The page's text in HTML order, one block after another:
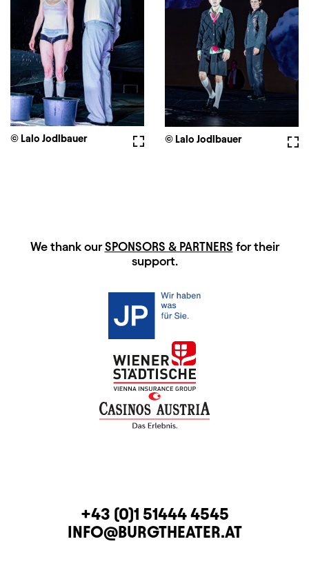
Fullscreen
© Lalo Jodlbauer © Lalo Jodlbauer
HAUPTSPONSOREN
We thank ourSPONSORS & PARTNERS for their
support.
CONTACTTELEPHONE
+43 (0)1 51444 4545
E-MAIL
INFO@BURGTHEATER.AT